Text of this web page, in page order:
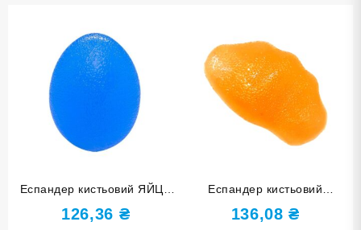
Еспандер кистьовий ЯЙЦЕ
синій DQ-8211-Blue
126,36 ₴
Еспандер кистьовий
КАМІНЧИК оранжевий DQ-
82100-Orange
136,08₴